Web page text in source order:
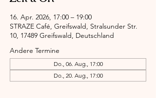
16. Apr. 2026, 17:00 – 19:00
STRAZE Café, Greifswald, Stralsunder Str.
10, 17489 Greifswald, Deutschland
Andere Termine
Do., 06. Aug., 17:00
Do., 20. Aug., 17:00